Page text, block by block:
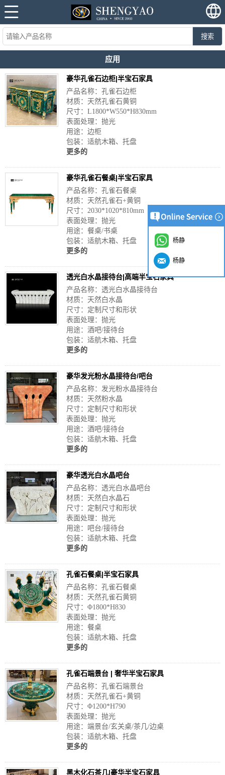
搜索
应用
豪华孔雀石边柜|半宝石家具
产品名称：孔雀石边柜
材质：天然孔雀石黄铜
尺寸：L1800*W550*H830mm
表面处理：抛光
用途：边柜
包装：适航木箱、托盘
更多的
豪华孔雀石餐桌|半宝石家具
产品名称：孔雀石餐桌
材质：天然孔雀石+黄铜
尺寸：2030*1020*810mm
表面处理：抛光
用途：餐桌/书桌
包装：适航木箱、托盘
更多的
透光白水晶接待台|高端半宝石家具
产品名称：透光白水晶接待台
材质：天然白水晶
尺寸：定制尺寸和形状
表面处理：抛光
用途：酒吧/接待台
包装：适航木箱、托盘
更多的
豪华发光粉水晶接待台/吧台
产品名称：发光粉水晶接待台
材质：天然粉水晶
尺寸：定制尺寸和形状
表面处理：抛光
用途：酒吧/接待台
包装：适航木箱、托盘
更多的
豪华透光白水晶吧台
产品名称：透光白水晶吧台
材质：天然白水晶石
尺寸：定制尺寸和形状
表面处理：抛光
用途：吧台/接待台
包装：适航木箱、托盘
更多的
孔雀石餐桌|半宝石家具
产品名称：孔雀石餐桌
材质：天然孔雀石黄铜
尺寸：Φ1800*H830
表面处理：抛光
用途：餐桌
包装：适航木箱、托盘
更多的
孔雀石端景台 | 奢华半宝石家具
产品名称：孔雀石端景台
材质：天然孔雀石+黄铜
尺寸：Φ1200*H790
表面处理：抛光
用途：端景台/玄关桌/茶几/边桌
包装：适航木箱、托盘
更多的
黑木化石茶几|豪华半宝石家具
杨静
杨静